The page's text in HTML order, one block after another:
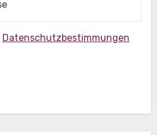
Datenschutzbestimmungen